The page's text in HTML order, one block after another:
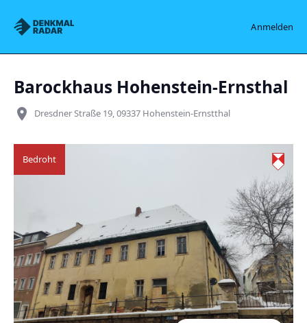
Denkmalradar Anmelden
Barockhaus Hohenstein-Ernsthal
place Dresdner Straße 19, 09337 Hohenstein-Ernstthal
Bedroht